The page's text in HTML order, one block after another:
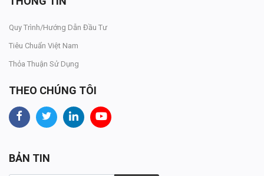
Quy Trình/Hướng Dẫn Đầu Tư
Tiêu Chuẩn Việt Nam
Thỏa Thuận Sử Dụng
THEO CHÚNG TÔI
BẢN TIN